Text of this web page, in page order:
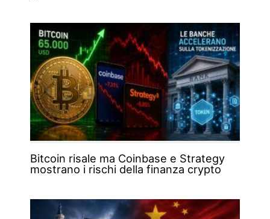
Bitcoin risale ma Coinbase e Strategy
mostrano i rischi della finanza crypto